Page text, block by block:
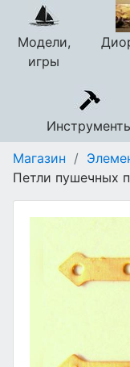
Модели,
игры
Магазин /
Петли пушечных